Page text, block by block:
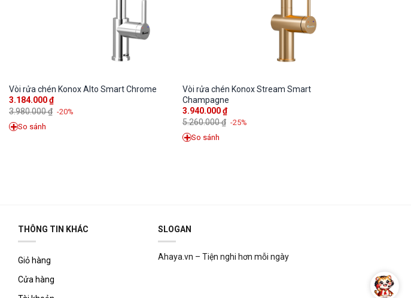
Vòi rửa chén Konox Alto Smart Chrome
3.184.000₫
3.980.000₫ -20%
So sánh
Vòi rửa chén Konox Stream Smart
Champagne
3.940.000₫
5.260.000₫ -25%
So sánh
THÔNG TIN KHÁC
Giỏ hàng
Cửa hàng
SLOGAN
Ahaya.vn – Tiện nghi hơn mỗi ngày